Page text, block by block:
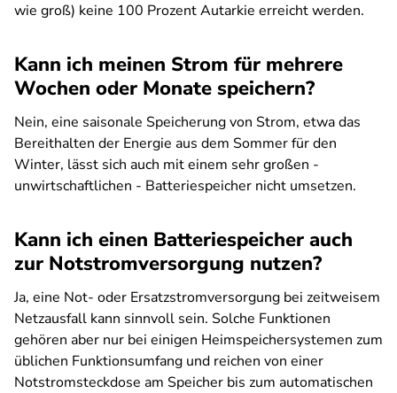
wie groß) keine 100 Prozent Autarkie erreicht werden.
Kann ich meinen Strom für mehrere
Wochen oder Monate speichern?
Nein, eine saisonale Speicherung von Strom, etwa das
Bereithalten der Energie aus dem Sommer für den
Winter, lässt sich auch mit einem sehr großen -
unwirtschaftlichen - Batteriespeicher nicht umsetzen.
Kann ich einen Batteriespeicher auch
zur Notstromversorgung nutzen?
Ja, eine Not- oder Ersatzstromversorgung bei zeitweisem
Netzausfall kann sinnvoll sein. Solche Funktionen
gehören aber nur bei einigen Heimspeichersystemen zum
üblichen Funktionsumfang und reichen von einer
Notstromsteckdose am Speicher bis zum automatischen